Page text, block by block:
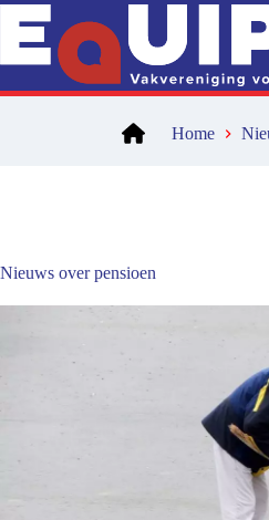
Ga
naar
inhoud
Home
Nieuws over pensioen